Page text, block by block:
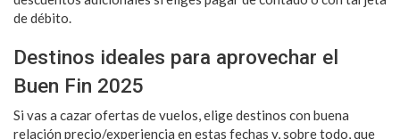
de débito.
Destinos ideales para aprovechar el
Buen Fin 2025
Si vas a cazar ofertas de vuelos, elige destinos con buena
relación precio/experiencia en estas fechas y, sobre todo, que